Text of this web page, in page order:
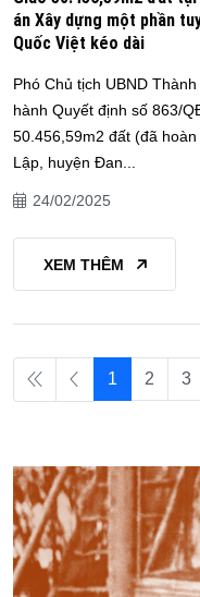
án Xây dựng một phần
Quốc Việt kéo dài
Phó Chủ tịch UBND
hành Quyết định số 863/
50.456,59m2 đất (đã
Lập, huyện Đan...
24/02/2025
XEM THÊM
1 2 3